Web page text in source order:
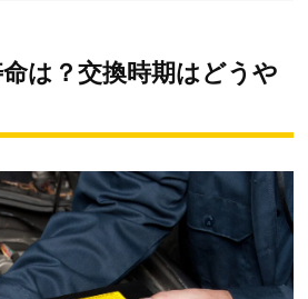
は？交換時期はどうや